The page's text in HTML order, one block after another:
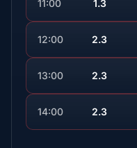
11:00 1.3
12:00 2.3
13:00 2.3
14:00 2.3